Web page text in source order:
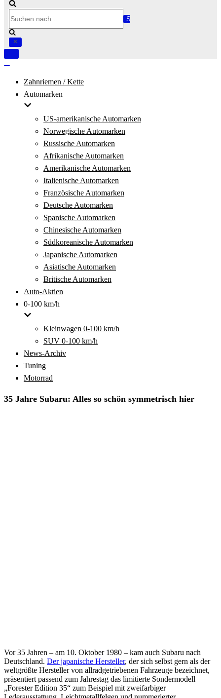
nach …
Navigation
Zahnriemen / Kette
Automarken
US-amerikanische Automarken
Norwegische Automarken
Russische Automarken
Afrikanische Automarken
Amerikanische Automarken
Italienische Automarken
Französische Automarken
Deutsche Automarken
Spanische Automarken
Chinesische Automarken
Südkoreanische Automarken
Japanische Automarken
Asiatische Automarken
Britische Automarken
Auto-Aktien
0-100 km/h
Kleinwagen 0-100 km/h
SUV 0-100 km/h
News-Archiv
Tuning
Motorrad
35 Jahre Subaru: Alles so schön symmetrisch hier
Vor 35 Jahren – am 10. Oktober 1980 – kam auch Subaru nach
Deutschland. Der japanische Hersteller, der sich selbst gern als der
weltgrößte Hersteller von allradgetriebenen Fahrzeuge bezeichnet,
präsentiert passend zum Jahrestag das limitierte Sondermodell
„Forester Edition 35“ zum Beispiel mit zweifarbiger